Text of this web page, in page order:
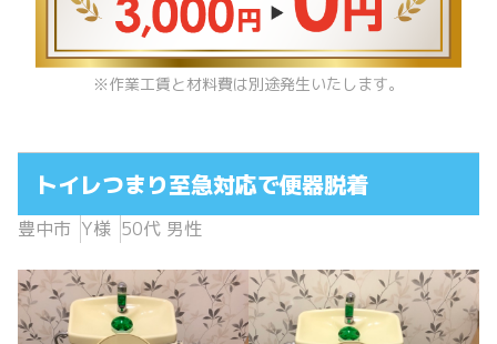
※作業工賃と材料費は別途発生いたします。
トイレつまり至急対応で便器脱着
豊中市 Y様 50代 男性